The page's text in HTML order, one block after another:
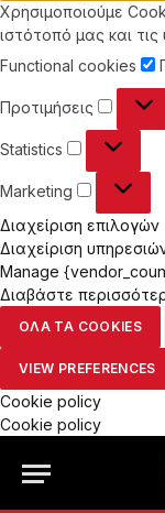
Χρησιμοποιούμε
ιστότοπό μας και
Functional cookies
Προτιμήσεις
Statistics Statistics
Marketing Marketing
Διαχείριση επιλογών
Διαχείριση
Manage
Διαβάστε
ΟΛΑ ΤΑ COOKIES
VIEW PREFERENCES
Cookie policy
Cookie policy